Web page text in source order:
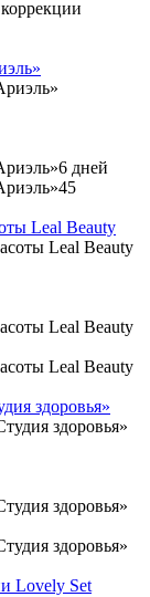
6 дней
45
Leal Вeauty
здоровья»
Lovely Set